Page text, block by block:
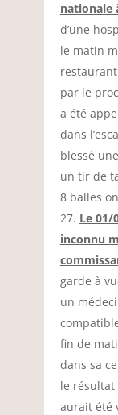
nationale
d’une
le matin
par le
a été
dans
blessé
un tir de
8 balles
Le 01/
inconnu
garde à
un
fin de
dans sa
le résultat
aurait été